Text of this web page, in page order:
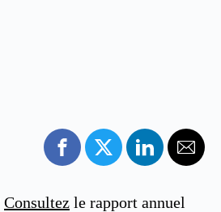
Consultez le rapport annuel